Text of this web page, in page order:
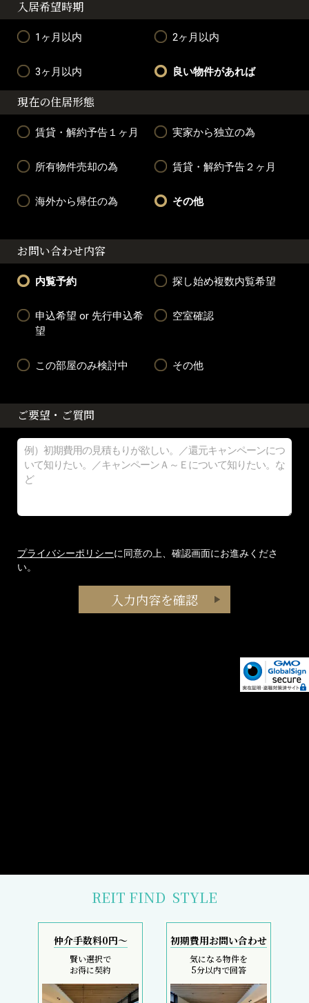
入居希望時期
1ヶ月以内 2ヶ月以内
3ヶ月以内 良い物件があれば
現在の住居形態
賃貸・解約予告１ヶ月 実家から独立の為
所有物件売却の為 賃貸・解約予告２ヶ月
海外から帰任の為 その他
お問い合わせ内容
内覧予約 探し始め複数内覧希望
申込希望 or 先行申込希
望
空室確認
この部屋のみ検討中 その他
ご要望・ご質問
プライバシーポリシーに同意の上、確認画面にお進みくださ
い。
REIT FIND STYLE
仲介手数料0円～
賢い選択で
お得に契約
初期費用お問い合わせ
気になる物件を
5分以内で回答